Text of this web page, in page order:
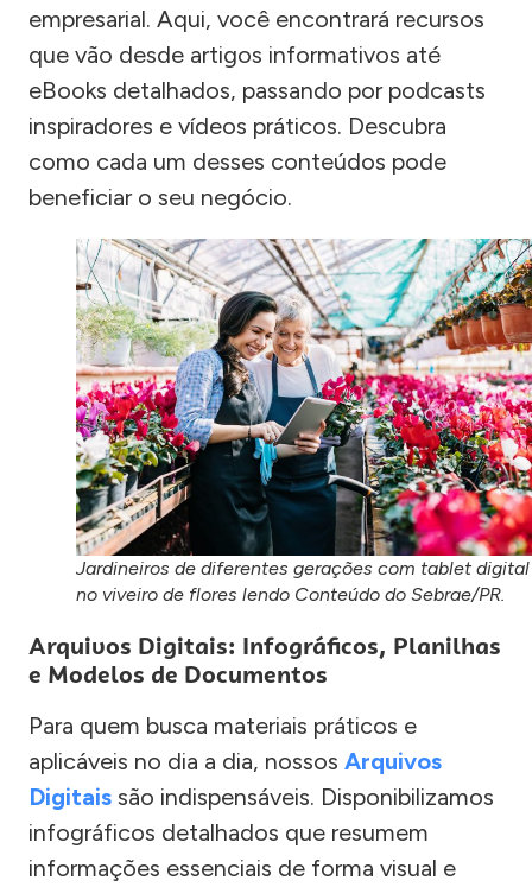
empresarial. Aqui, você encontrará recursos
que vão desde artigos informativos até
eBooks detalhados, passando por podcasts
inspiradores e vídeos práticos. Descubra
como cada um desses conteúdos pode
beneficiar o seu negócio.
Jardineiros de diferentes gerações com tablet digital
no viveiro de flores lendo Conteúdo do Sebrae/PR.
Arquivos Digitais: Infográficos, Planilhas
e Modelos de Documentos
Para quem busca materiais práticos e
aplicáveis no dia a dia, nossos Arquivos
Digitais são indispensáveis. Disponibilizamos
infográficos detalhados que resumem
informações essenciais de forma visual e